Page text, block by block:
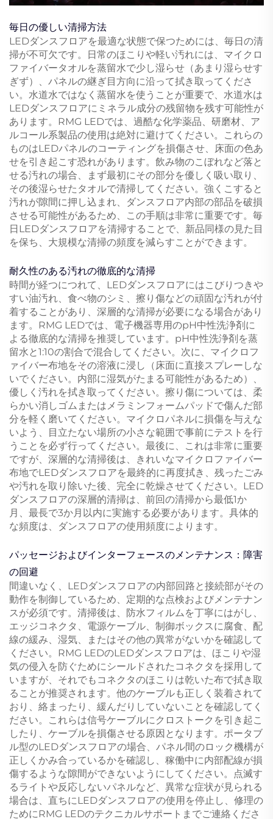
毎日の優しい清掃方法
LEDダンスフロアを最適な状態で保つためには、毎日の清
掃が不可欠です。日常のほこりや軽い汚れには、マイクロ
ファイバータオルを蒸留水で少し湿らせ（あまり湿らせす
ぎず）、パネルの継ぎ目方向に沿って拭き取ってくださ
い。水道水ではなく蒸留水を使うことが重要で、水道水は
LEDダンスフロアにミネラル成分の残留物を残す可能性が
あります。RMG LEDでは、過酷な化学薬品、研磨材、ア
ルコール系製品の使用は絶対に避けてください。これらの
ものはLEDパネルのコーティングを損傷させ、床面の色あ
せを引き起こす恐れがあります。飲み物のこぼれなど落と
せる汚れの場合、まず最初にその部分を優しく吸い取り、
その後湿らせたタオルで清掃してください。強くこすると
汚れが隙間に押し込まれ、ダンスフロア内部の部品を破損
させる可能性があるため、この手順は非常に重要です。毎
日LEDダンスフロアを清掃することで、新品同様の見た目
を保ち、大規模な清掃の頻度を減らすことができます。
耐久性のある汚れの徹底的な清掃
時間が経つにつれて、LEDダンスフロアにはこびりつきや
すい油汚れ、食べ物のシミ、擦り傷などの頑固な汚れが付
着することがあり、深層的な清掃が必要になる場合があり
ます。RMG LEDでは、電子機器専用のpH中性洗浄剤に
よる徹底的な清掃を推奨しています。pH中性洗浄剤を蒸
留水と1:10の割合で混合してください。次に、マイクロフ
ァイバー布地をその溶液に浸し（床面に直接スプレーしな
いでください。内部に湿気がたまる可能性があるため）、
優しく汚れを拭き取ってください。擦り傷については、柔
らかい消しゴムまたはメラミンフォームパッドで傷んだ部
分を軽く磨いてください。マイクロパネルに損傷を与えな
いよう、目立たない場所の小さな範囲で事前にテストを行
うことを必ず行ってください。最後に、これは非常に重要
ですが、深層的な清掃後は、きれいなマイクロファイバー
布地でLEDダンスフロアを最終的に再度拭き、残ったごみ
や汚れを取り除いた後、完全に乾燥させてください。LED
ダンスフロアの深層的清掃は、前回の清掃から最低1か
月、最長で3か月以内に実施する必要があります。具体的
な頻度は、ダンスフロアの使用頻度によります。
パッセージおよびインターフェースのメンテナンス：障害
の回避
間違いなく、LEDダンスフロアの内部回路と接続部がその
動作を制御しているため、定期的な点検およびメンテナン
スが必須です。清掃後は、防水フィルムを丁寧にはがし、
エッジコネクタ、電源ケーブル、制御ボックスに腐食、配
線の緩み、湿気、またはその他の異常がないかを確認して
ください。RMG LEDのLEDダンスフロアは、ほこりや湿
気の侵入を防ぐためにシールドされたコネクタを採用して
いますが、それでもコネクタのほこりは乾いた布で拭き取
ることが推奨されます。他のケーブルも正しく装着されて
おり、絡まったり、緩んだりしていないことを確認してく
ださい。これらは信号ケーブルにクロストークを引き起こ
したり、ケーブルを損傷させる原因となります。ポータブ
ル型のLEDダンスフロアの場合、パネル間のロック機構が
正しくかみ合っているかを確認し、稼働中に内部配線が損
傷するような隙間ができないようにしてください。点滅す
るライトや反応しないパネルなど、異常な症状が見られる
場合は、直ちにLEDダンスフロアの使用を停止し、修理の
ためにRMG LEDのテクニカルサポートまでご連絡くださ